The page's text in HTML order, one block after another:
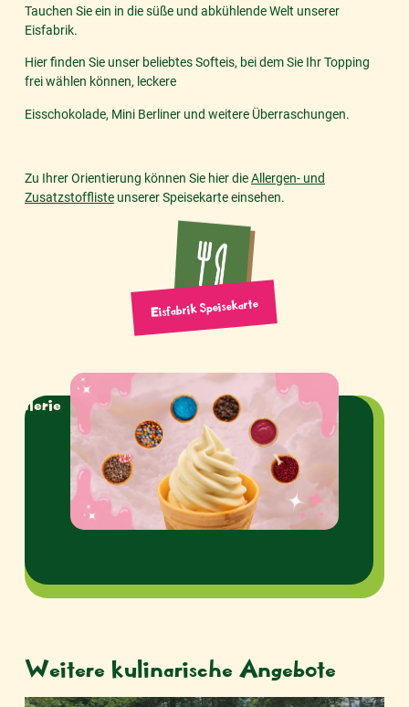
Tauchen Sie ein in die süße und abkühlende Welt unserer
Eisfabrik.
Hier finden Sie unser beliebtes Softeis, bei dem Sie Ihr Topping
frei wählen können, leckere
Eisschokolade, Mini Berliner und weitere Überraschungen.
Zu Ihrer Orientierung können Sie hier dieAllergen- und
Zusatzstoffliste unserer Speisekarte einsehen.
Eisfabrik Speisekarte
Weitere kulinarische Angebote